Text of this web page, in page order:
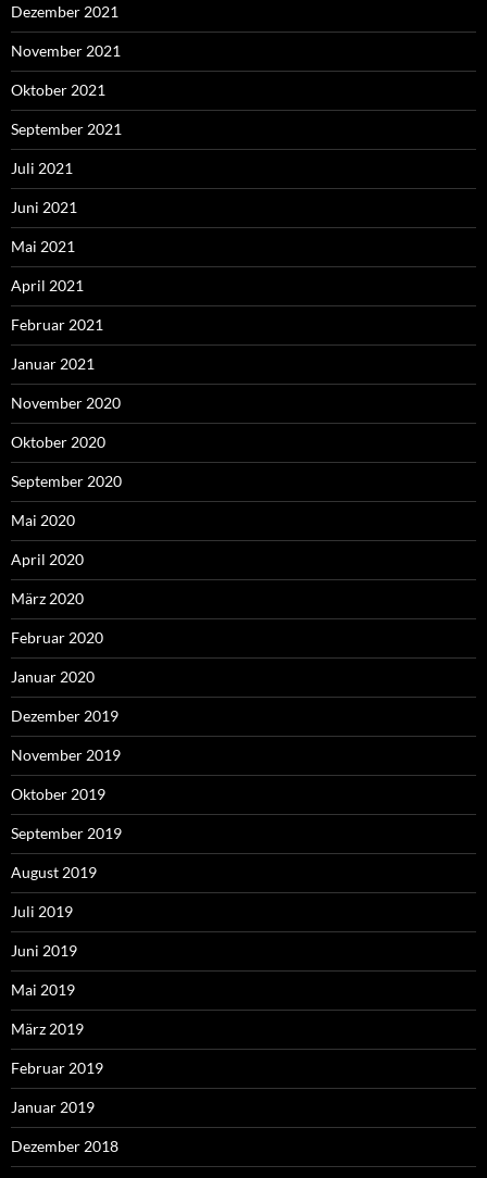
Dezember 2021
November 2021
Oktober 2021
September 2021
Juli 2021
Juni 2021
Mai 2021
April 2021
Februar 2021
Januar 2021
November 2020
Oktober 2020
September 2020
Mai 2020
April 2020
März 2020
Februar 2020
Januar 2020
Dezember 2019
November 2019
Oktober 2019
September 2019
August 2019
Juli 2019
Juni 2019
Mai 2019
März 2019
Februar 2019
Januar 2019
Dezember 2018